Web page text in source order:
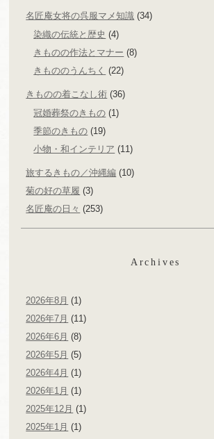
名匠庵女将の呉服マメ知識 (34)
染織の伝統と歴史 (4)
きものの作法とマナー (8)
きもののうんちく (22)
きものの着こなし術 (36)
冠婚葬祭のきもの (1)
季節のきもの (19)
小物・和インテリア (11)
旅するきもの／沖縄編 (10)
菊の好の草履 (3)
名匠庵の日々 (253)
Archives
2026年8月 (1)
2026年7月 (11)
2026年6月 (8)
2026年5月 (5)
2026年4月 (1)
2026年1月 (1)
2025年12月 (1)
2025年1月 (1)